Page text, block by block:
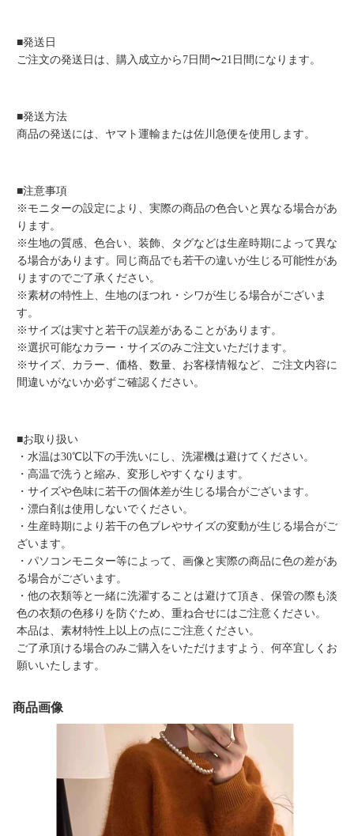
■発送日
ご注文の発送日は、購入成立から7日間〜21日間になります。
■発送方法
商品の発送には、ヤマト運輸または佐川急便を使用します。
■注意事項
※モニターの設定により、実際の商品の色合いと異なる場合があ
ります。
※生地の質感、色合い、装飾、タグなどは生産時期によって異な
る場合があります。同じ商品でも若干の違いが生じる可能性があ
りますのでご了承ください。
※素材の特性上、生地のほつれ・シワが生じる場合がございま
す。
※サイズは実寸と若干の誤差があることがあります。
※選択可能なカラー・サイズのみご注文いただけます。
※サイズ、カラー、価格、数量、お客様情報など、ご注文内容に
間違いがないか必ずご確認ください。
■お取り扱い
・水温は30℃以下の手洗いにし、洗濯機は避けてください。
・高温で洗うと縮み、変形しやすくなります。
・サイズや色味に若干の個体差が生じる場合がございます。
・漂白剤は使用しないでください。
・生産時期により若干の色ブレやサイズの変動が生じる場合がご
ざいます。
・パソコンモニター等によって、画像と実際の商品に色の差があ
る場合がございます。
・他の衣類等と一緒に洗濯することは避けて頂き、保管の際も淡
色の衣類の色移りを防ぐため、重ね合せにはご注意ください。
本品は、素材特性上以上の点にご注意ください。
ご了承頂ける場合のみご購入をいただけますよう、何卒宜しくお
願いいたします。
商品画像